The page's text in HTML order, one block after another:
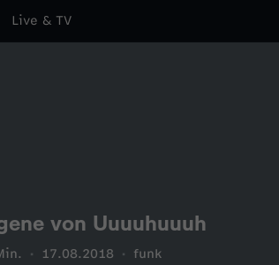
Live & TV
von Uuuuhuuuh
17.08.2018 funk